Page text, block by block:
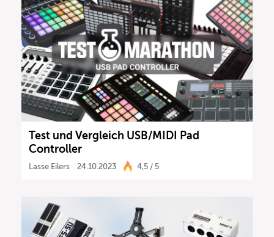
Test und Vergleich USB/MIDI Pad
Controller
Lasse Eilers 24.10.2023 4,5 / 5